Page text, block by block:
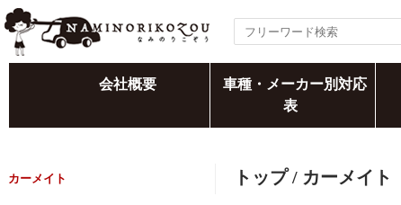
会社概要
車種・メーカー別対応
表
カーメイト トップ/ カーメイト